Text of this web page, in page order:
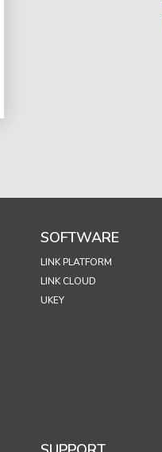
SOFTWARE
LINK PLATFORM
LINK CLOUD
UKEY